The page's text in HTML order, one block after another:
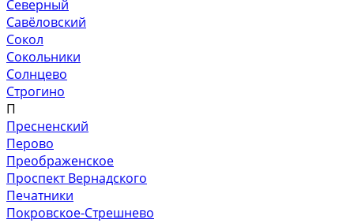
Северный
Савёловский
Сокол
Сокольники
Солнцево
Строгино
П
Пресненский
Перово
Преображенское
Проспект Вернадского
Печатники
Покровское-Стрешнево